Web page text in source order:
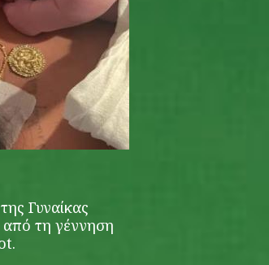
Γυναίκας
τη γέννηση